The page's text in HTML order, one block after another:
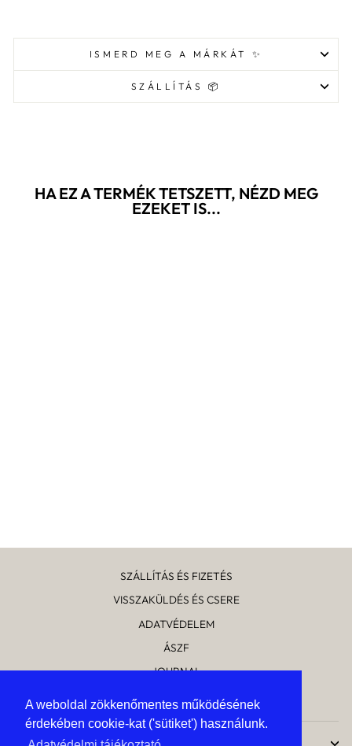
A weboldal zökkenőmentes működésének
érdekében cookie-kat ('sütiket') használunk.
A weboldal zökkenőmentes működésének
érdekében cookie-kat ('sütiket') használunk.
ISMERD MEG A MÁRKÁT ✨
SZÁLLÍTÁS 📦
HA EZ A TERMÉK TETSZETT, NÉZD MEG
EZEKET IS...
SZÁLLÍTÁS ÉS FIZETÉS
VISSZAKÜLDÉS ÉS CSERE
ADATVÉDELEM
ÁSZF
JOURNAL
RÓLUNK
UPTOSTYLE